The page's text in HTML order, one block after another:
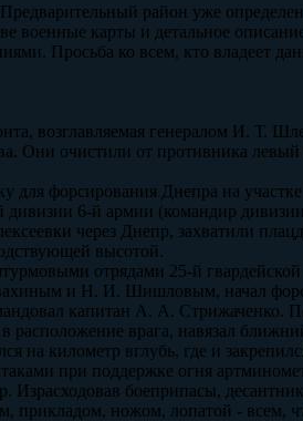
район уже
карты и детальное
Просьба ко всем, кто владеет
возглавляемая генералом И. Т.
Они очистили от противника левый
для форсирования Днепра на
дивизии 6-й армии (командир
через Днепр, захватили
высотой.
отрядами 25-й гвардейской
и Н. И. Шишловым, начал
капитан А. А. Стрижаченко.
расположение врага, навязал
на километр вглубь, где и
при поддержке огня
Израсходовав боеприпасы,
прикладом, ножом, лопатой - всем,